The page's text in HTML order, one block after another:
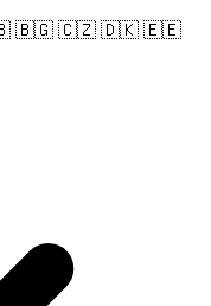
🇧🇬 🇨🇿 🇩🇰 🇪🇪